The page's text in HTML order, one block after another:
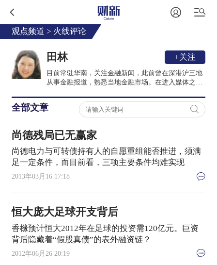
观点频道 > 火线评论
田林 +关注
目前常驻华南，关注金融新闻，此前曾在深港沪三地
从事金融报道，熟悉当地金融市场。在进入媒体之前
学金融和投资学硕士。
全部文章
尚德残局已无赢家
尚德电力与可转债持有人的自愿重组能否推进，须满
足一定条件，而目前看，三项主要条件均难实现
2013年03月16 17:18
恒大庞大足球开支背后
香橼预计恒大2012年在足球的投资需120亿元。巨资
背后隐藏着“假股真债”的表外融资链？
2012年06月26 20:19